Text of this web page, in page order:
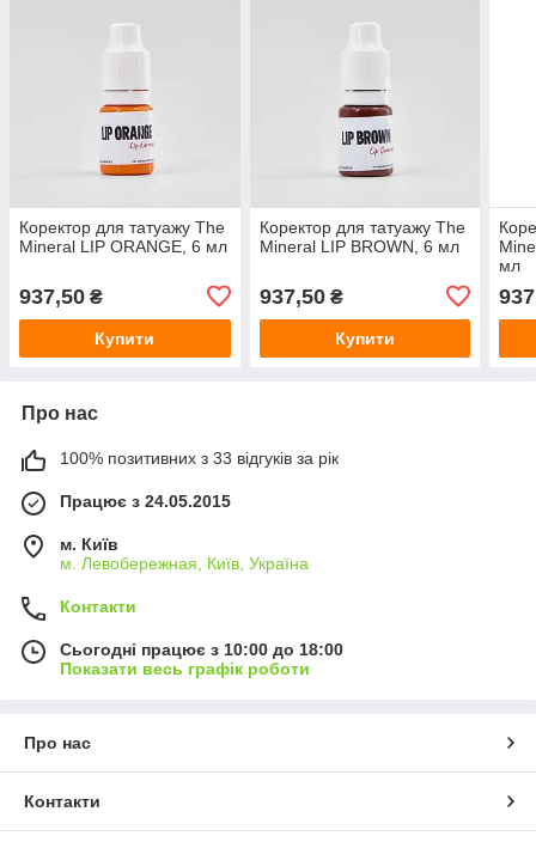
Коректор для татуажу The
Mineral LIP ORANGE, 6 мл
937,50 ₴
Купити
Коректор для татуажу The
Mineral LIP BROWN, 6 мл
937,50₴
Купити
мл
Про нас
100% позитивних з 33 відгуків за рік
Працює з 24.05.2015
м. Київ
м. Левобережная, Київ, Україна
Контакти
Сьогодні працює з 10:00 до 18:00
Показати весь графік роботи
Про нас
Контакти